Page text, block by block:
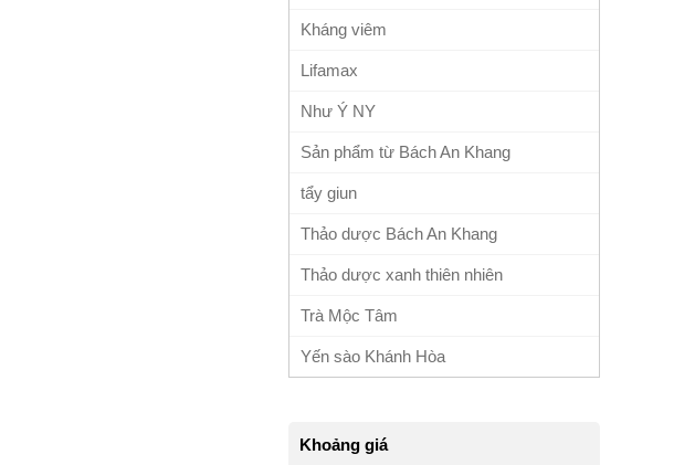
Kháng viêm
Lifamax
Như Ý NY
Sản phẩm từ Bách An Khang
tẩy giun
Thảo dược Bách An Khang
Thảo dược xanh thiên nhiên
Trà Mộc Tâm
Yến sào Khánh Hòa
Khoảng giá